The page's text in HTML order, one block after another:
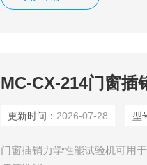
MC-CX-214门窗插
更新时间： 2026-07-28 型
门窗插销力学性能试验机可用